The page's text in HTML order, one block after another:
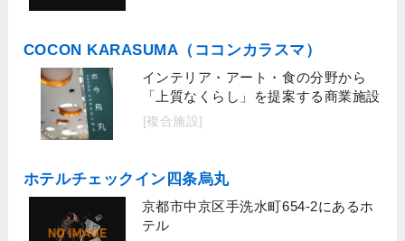
COCON KARASUMA（ココンカラスマ）
インテリア・アート・食の分野から
「上質なくらし」を提案する商業施設
[複合施設]
ホテルチェックイン四条烏丸
京都市中京区手洗水町654-2にあるホ
テル